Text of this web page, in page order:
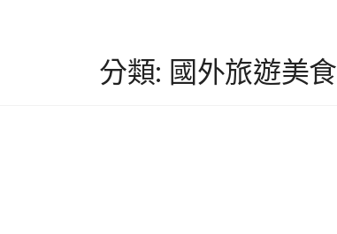
分類: 國外旅遊美食